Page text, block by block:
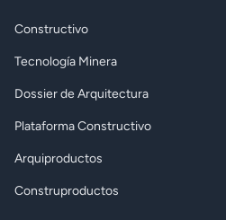
Constructivo
Tecnología Minera
Dossier de Arquitectura
Plataforma Constructivo
Arquiproductos
Construproductos